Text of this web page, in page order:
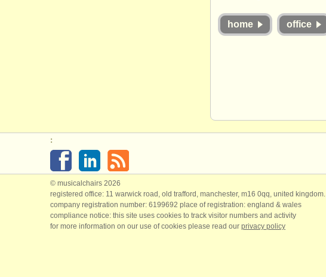
home office
:
© musicalchairs 2026
registered office: 11 warwick road, old trafford, manchester, m16 0qq, united kingdom.
company registration number: ​6199692 place of registration: england & wales
compliance notice: ​this site uses cookies to track visitor numbers and activity
for more information on our use of cookies please read our privacy policy